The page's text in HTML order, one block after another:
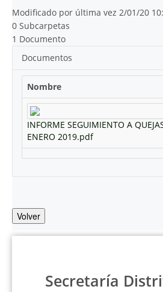
Modificado por última vez 2/01/20
0 Subcarpetas
1 Documento
Documentos
Nombre
INFORME SEGUIMIENTO A
ENERO 2019.pdf
Volver
Secretaría